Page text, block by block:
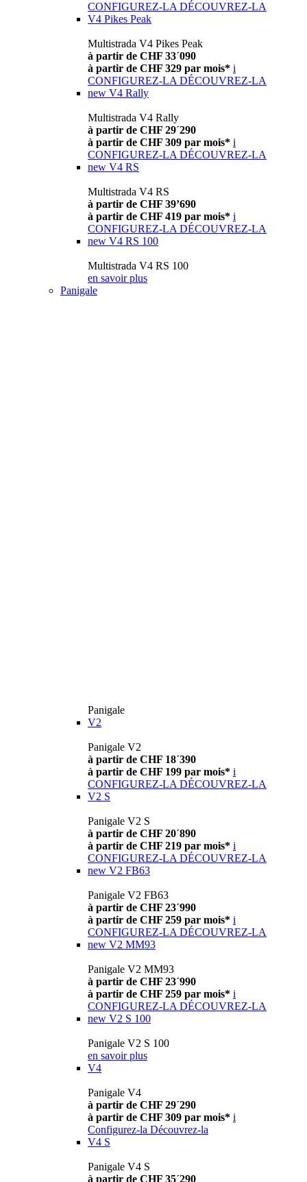
CONFIGUREZ-LA DÉCOUVREZ-LA
V4 Pikes Peak
Multistrada V4 Pikes Peak
à partir de CHF 33´090
à partir de CHF 329 par mois* i
CONFIGUREZ-LA DÉCOUVREZ-LA
new V4 Rally
Multistrada V4 Rally
à partir de CHF 29´290
à partir de CHF 309 par mois* i
CONFIGUREZ-LA DÉCOUVREZ-LA
new V4 RS
Multistrada V4 RS
à partir de CHF 39’690
à partir de CHF 419 par mois* i
CONFIGUREZ-LA DÉCOUVREZ-LA
new V4 RS 100
Multistrada V4 RS 100
en savoir plus
Panigale
Panigale
V2
Panigale V2
à partir de CHF 18´390
à partir de CHF 199 par mois* i
CONFIGUREZ-LA DÉCOUVREZ-LA
V2 S
Panigale V2 S
à partir de CHF 20´890
à partir de CHF 219 par mois* i
CONFIGUREZ-LA DÉCOUVREZ-LA
new V2 FB63
Panigale V2 FB63
à partir de CHF 23´990
à partir de CHF 259 par mois* i
CONFIGUREZ-LA DÉCOUVREZ-LA
new V2 MM93
Panigale V2 MM93
à partir de CHF 23´990
à partir de CHF 259 par mois* i
CONFIGUREZ-LA DÉCOUVREZ-LA
new V2 S 100
Panigale V2 S 100
en savoir plus
V4
Panigale V4
à partir de CHF 29´290
à partir de CHF 309 par mois* i
Configurez-la Découvrez-la
V4 S
Panigale V4 S
à partir de CHF 35´290